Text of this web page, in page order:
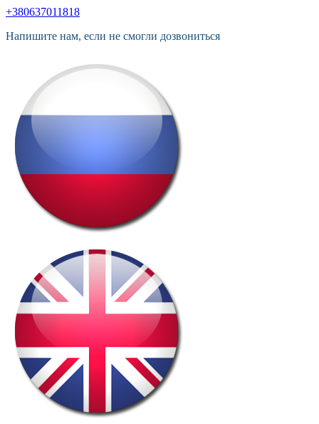
+380637011818
Напишите нам, если не смогли дозвониться